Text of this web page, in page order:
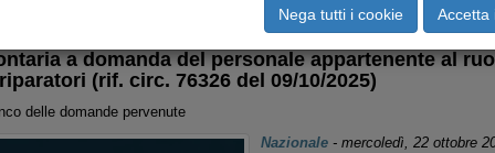
a domanda del personale appartenente al
(rif. circ. 76326 del 09/10/2025)
delle domande pervenute
Nazionale- mercoledì, 22 ottobre
Nega tutti i cookie Accetta